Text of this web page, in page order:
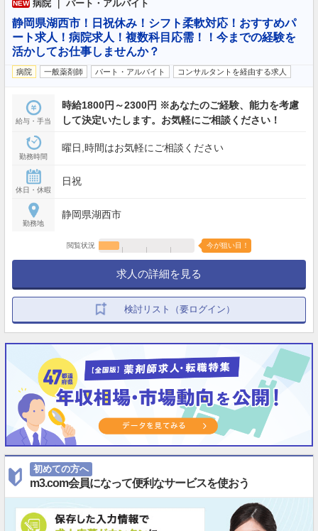
NEW 病院 ｜ パート・アルバイト
静岡県湖西市！日祝休み！シフト柔軟対応！おすすめパ
ート求人！病院求人！複数科目応需！！今までの経験を
活かしてお仕事しませんか？
病院 一般薬剤師 パート・アルバイト コンサルタントを経由する求人
給与・手当
時給1800円～2300円 ※あなたのご経験、能力を考慮
して決定いたします。お気軽にご相談ください！
勤務時間
曜日,時間はお気軽にご相談ください
休日・休暇
日祝
勤務地
静岡県湖西市
閲覧状況 今が狙い目！
求人の詳細を見る
検討リスト（要ログイン）
初めての方へ
m3.com会員になって便利なサービスを使おう